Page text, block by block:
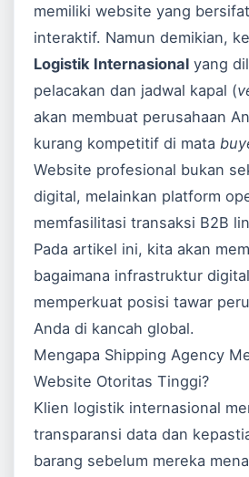
memiliki website yang
interaktif. Namun demikian,
Logistik Internasional yang
pelacakan dan jadwal kapal (
akan membuat perusahaan
kurang kompetitif di mata
Website profesional bukan
digital, melainkan platform
memfasilitasi transaksi B2B
Pada artikel ini, kita akan
bagaimana infrastruktur
memperkuat posisi tawar
Anda di kancah global.
Mengapa Shipping Agency
Website Otoritas Tinggi?
Klien logistik internasional
transparansi data dan
barang sebelum mereka